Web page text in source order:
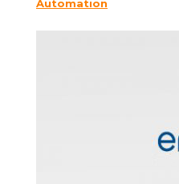
Automation